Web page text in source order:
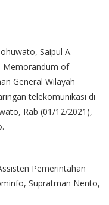
Saipul A.
Memorandum of
General Wilayah
telekomunikasi di
Rab (01/12/2021),
Pemerintahan
Supratman Nento,